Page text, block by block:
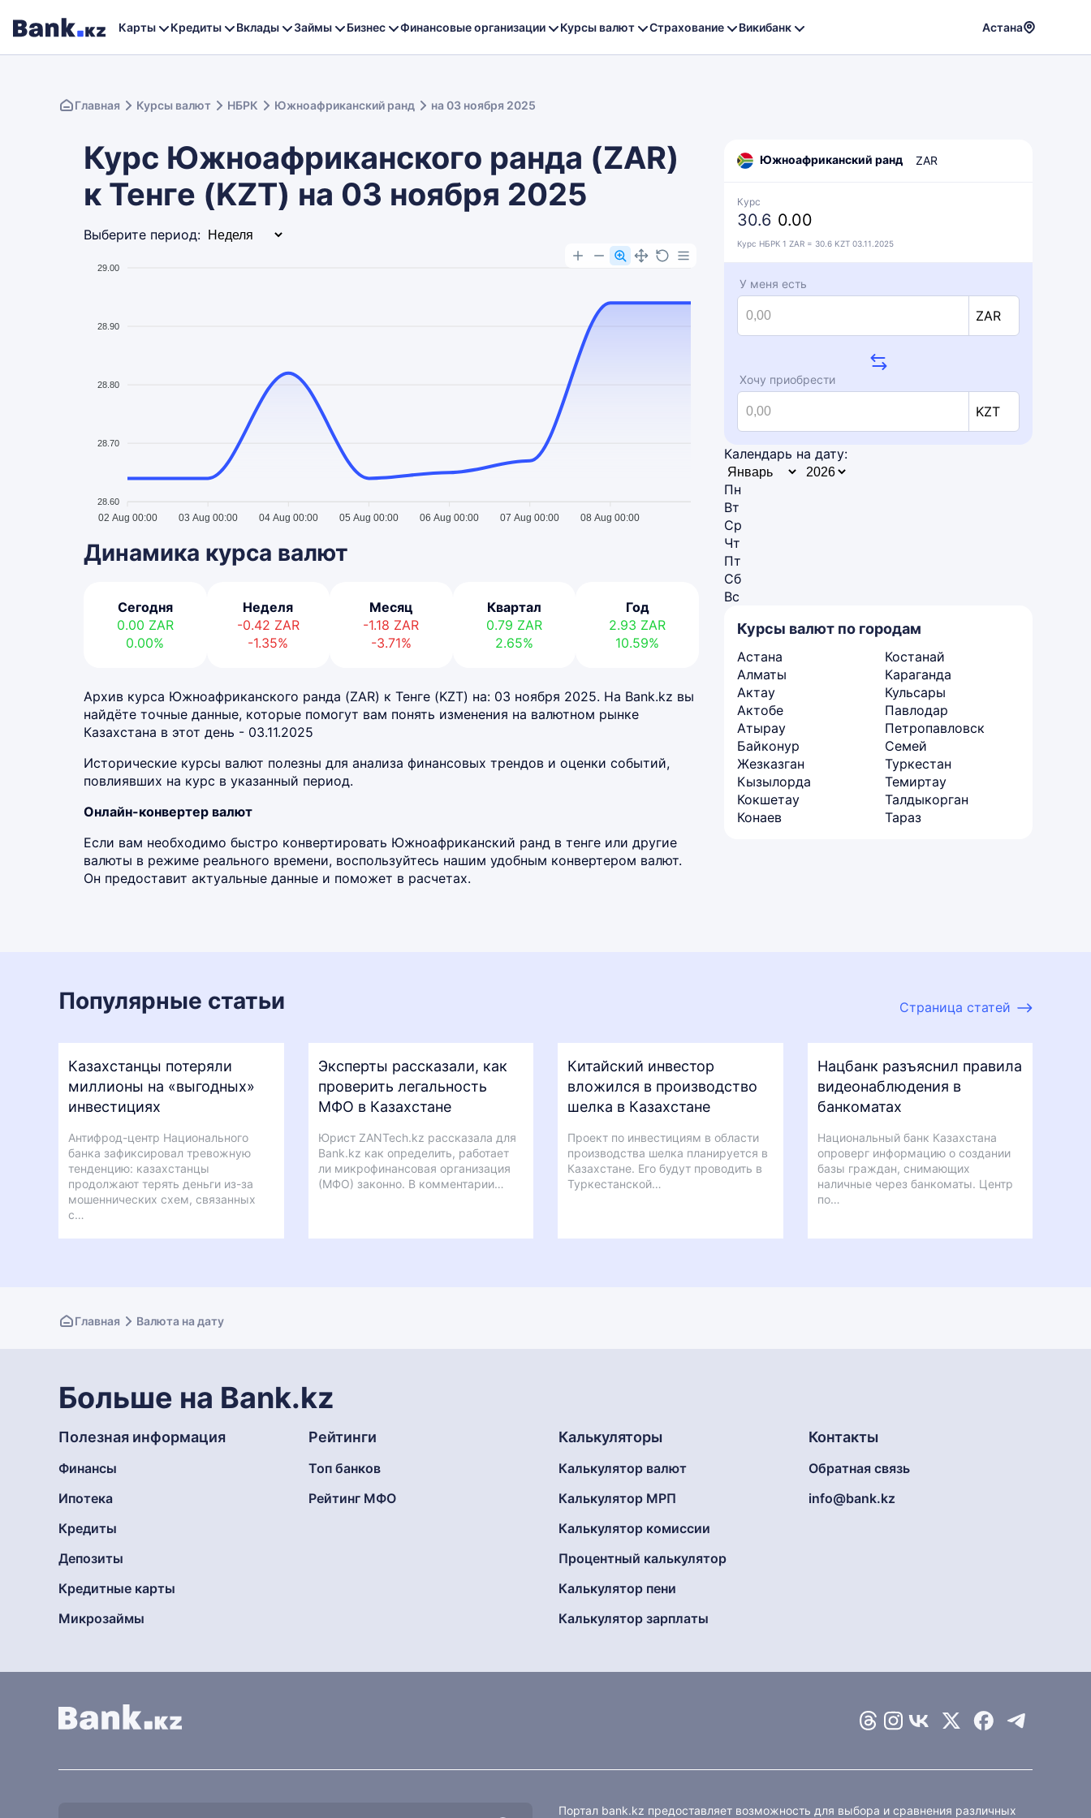
Карты Кредиты Вклады Займы Бизнес Финансовые организации Курсы валют Страхование Викибанк Астана
Главная Курсы валют НБРК Южноафриканский ранд на 03 ноября 2025
Курс Южноафриканского ранда (ZAR)
к Тенге (KZT) на 03 ноября 2025
Выберите период:
29.00
28.90
28.80
28.70
28.60
02 Aug 00:00 03 Aug 00:00 04 Aug 00:00 05 Aug 00:00 06 Aug 00:00 07 Aug 00:00 08 Aug 00:00
Динамика курса валют
Сегодня
0.00 ZAR
0.00%
Неделя
-0.42 ZAR
-1.35%
Месяц
-1.18 ZAR
-3.71%
Квартал
0.79 ZAR
2.65%
Год
2.93 ZAR
10.59%
Архив курса Южноафриканского ранда (ZAR) к Тенге (KZT) на: 03 ноября 2025. На Bank.kz вы
найдёте точные данные, которые помогут вам понять изменения на валютном рынке
Казахстана в этот день - 03.11.2025
Исторические курсы валют полезны для анализа финансовых трендов и оценки событий,
повлиявших на курс в указанный период.
Онлайн-конвертер валют
Если вам необходимо быстро конвертировать Южноафриканский ранд в тенге или другие
валюты в режиме реального времени, воспользуйтесь нашим удобным конвертером валют.
Он предоставит актуальные данные и поможет в расчетах.
Южноафриканский ранд ZAR
Курс
30.6 0.00
Курс НБРК 1 ZAR = 30.6 KZT 03.11.2025
У меня есть
ZAR
Хочу приобрести
KZT
Календарь на дату:
Пн
Вт
Ср
Чт
Пт
Сб
Вс
Курсы валют по городам
Астана
Алматы
Актау
Актобе
Атырау
Байконур
Жезказган
Кызылорда
Кокшетау
Конаев
Костанай
Караганда
Кульсары
Павлодар
Петропавловск
Семей
Туркестан
Темиртау
Талдыкорган
Тараз
Популярные статьи Страница статей
Казахстанцы потеряли
миллионы на «выгодных»
инвестициях
Антифрод-центр Национального
банка зафиксировал тревожную
тенденцию: казахстанцы
продолжают терять деньги из-за
мошеннических схем, связанных
с…
Эксперты рассказали, как
проверить легальность
МФО в Казахстане
Юрист ZANTech.kz рассказала для
Bank.kz как определить, работает
ли микрофинансовая организация
(МФО) законно. В комментарии…
Китайский инвестор
вложился в производство
шелка в Казахстане
Проект по инвестициям в области
производства шелка планируется в
Казахстане. Его будут проводить в
Туркестанской…
Нацбанк разъяснил правила
видеонаблюдения в
банкоматах
Национальный банк Казахстана
опроверг информацию о создании
базы граждан, снимающих
наличные через банкоматы. Центр
по…
Главная Валюта на дату
Больше на Bank.kz
Полезная информация
Финансы
Ипотека
Кредиты
Депозиты
Кредитные карты
Микрозаймы
Рейтинги
Топ банков
Рейтинг МФО
Калькуляторы
Калькулятор валют
Калькулятор МРП
Калькулятор комиссии
Процентный калькулятор
Калькулятор пени
Калькулятор зарплаты
Контакты
Обратная связь
info@bank.kz
Портал bank.kz предоставляет возможность для выбора и сравнения различных